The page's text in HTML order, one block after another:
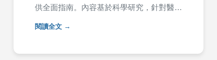
供全面指南。內容基於科學研究，針對醫療
扎感染機率的高低、如何降低風險，以及發
康，避免感染威脅。
閱讀全文